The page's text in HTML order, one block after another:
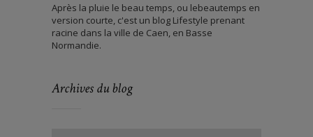
Après la pluie le beau temps, ou lebeautemps en
version courte, c'est un blog Lifestyle prenant
racine dans la ville de Caen, en Basse
Normandie.
Archives du blog